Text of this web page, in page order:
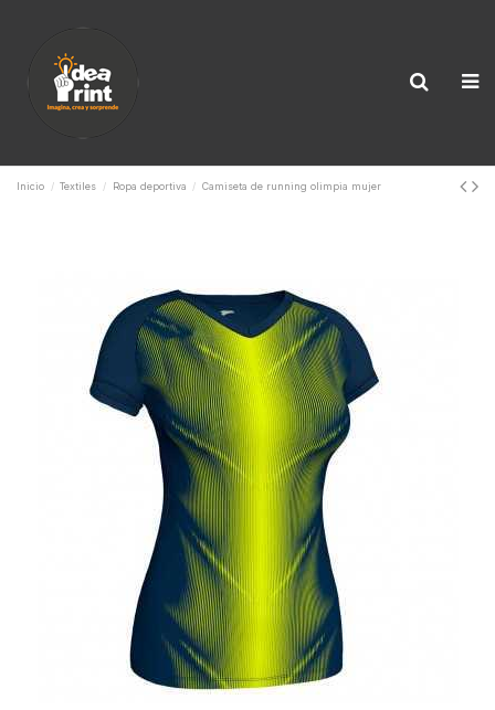
Inicio Textiles Ropa deportiva Camiseta de running olimpia mujer